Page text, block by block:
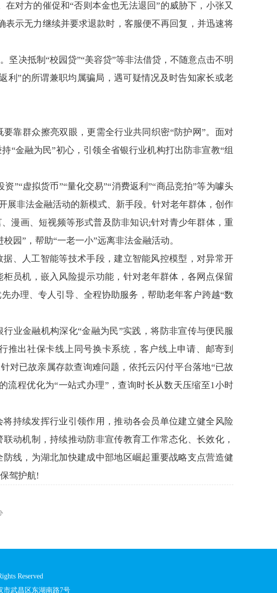
对方的催促和“否则本金也无法退回”的威胁下，小张又
表示无力继续并要求退款时，客服便不再回复，并迅速将
坚决抵制“校园贷”“美容贷”等非法借贷，不随意点击不明
利”的所谓兼职均属骗局，遇可疑情况及时告知家长或老
靠群众擦亮双眼，更需全行业共同织密“防护网”。面对
“金融为民”初心，引领全省银行业机构打出防非宣教“组
”“虚拟货币”“量化交易”“消费返利”“商品竞拍”等为噱头
展非法金融活动的新模式、新手段。针对老年群体，创作
漫画、短视频等形式普及防非知识;针对青少年群体，重
园”，帮助“一老一小”远离非法金融活动。
、人工智能等技术手段，建立智能风控模型，对异常开
员机，嵌入风险提示功能，针对老年群体，各网点保留
办理、专人引导、全程协助服务，帮助老年客户跨越“数
业金融机构深化“金融为民”实践，将防非宣传与便民服
推出社保卡线上同号换卡系统，客户线上申请、邮寄到
对已故亲属存款查询难问题，依托云闪付平台落地“已故
流程优化为“一站式办理”，查询时长从数天压缩至1小时
持续发挥行业引领作用，推动各会员单位建立健全风险
动机制，持续推动防非宣传教育工作常态化、长效化，
线，为湖北加快建成中部地区崛起重要战略支点营造健
驾护航!
Reserved
市武昌区东湖南路7号